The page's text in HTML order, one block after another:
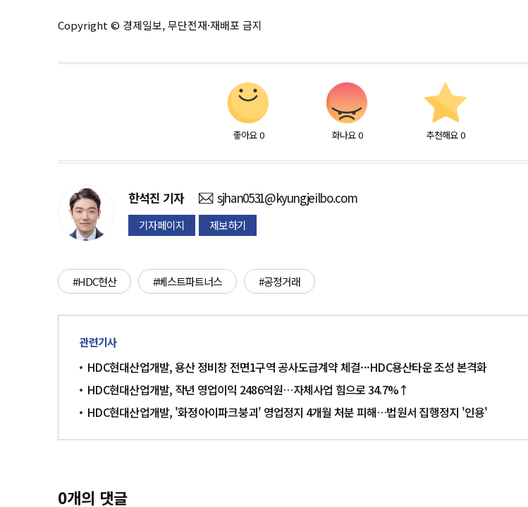
Copyright © 경제일보, 무단전재·재배포 금지
좋아요 0 화나요 0 추천해요 0
한석진 기자 sjhan0531@kyungjeilbo.com
기자페이지 제보하기
#HDC현산 #베스트파트너스 #공정거래
관련기사
HDC현대산업개발, 용산 정비창 전면1구역 공사도급계약 체결···HDC용산타운 조성 본격화
HDC현대산업개발, 작년 영업이익 2486억원…자체사업 힘으로 34.7%↑
HDC현대산업개발, '화정아이파크붕괴' 영업정지 4개월 처분 피해…법원서 집행정지 '인용'
0개의 댓글